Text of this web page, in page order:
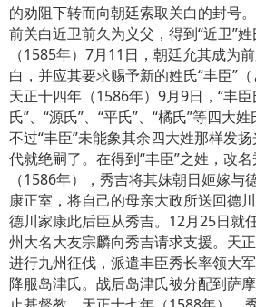
的劝阻下转而向朝廷索取关白的封号
前关白近卫前久为义父，得到“近卫”
（1585年）7月11日，朝廷允其成为
白，并应其要求赐予新的姓氏“丰臣”（
天正十四年（1586年）9月9日，“丰
氏”、“源氏”、“平氏”、“橘氏”等四大
不过“丰臣”未能象其余四大姓那样发
代就绝嗣了。在得到“丰臣”之姓，改
（1586年），秀吉将其妹朝日姬嫁与
康正室，将自己的母亲大政所送回德
德川家康此后臣从秀吉。12月25日就
州大名大友宗麟向秀吉请求支援。天
进行九州征伐，派遣丰臣秀长率领大
降服岛津氏。战后岛津氏被分配到萨